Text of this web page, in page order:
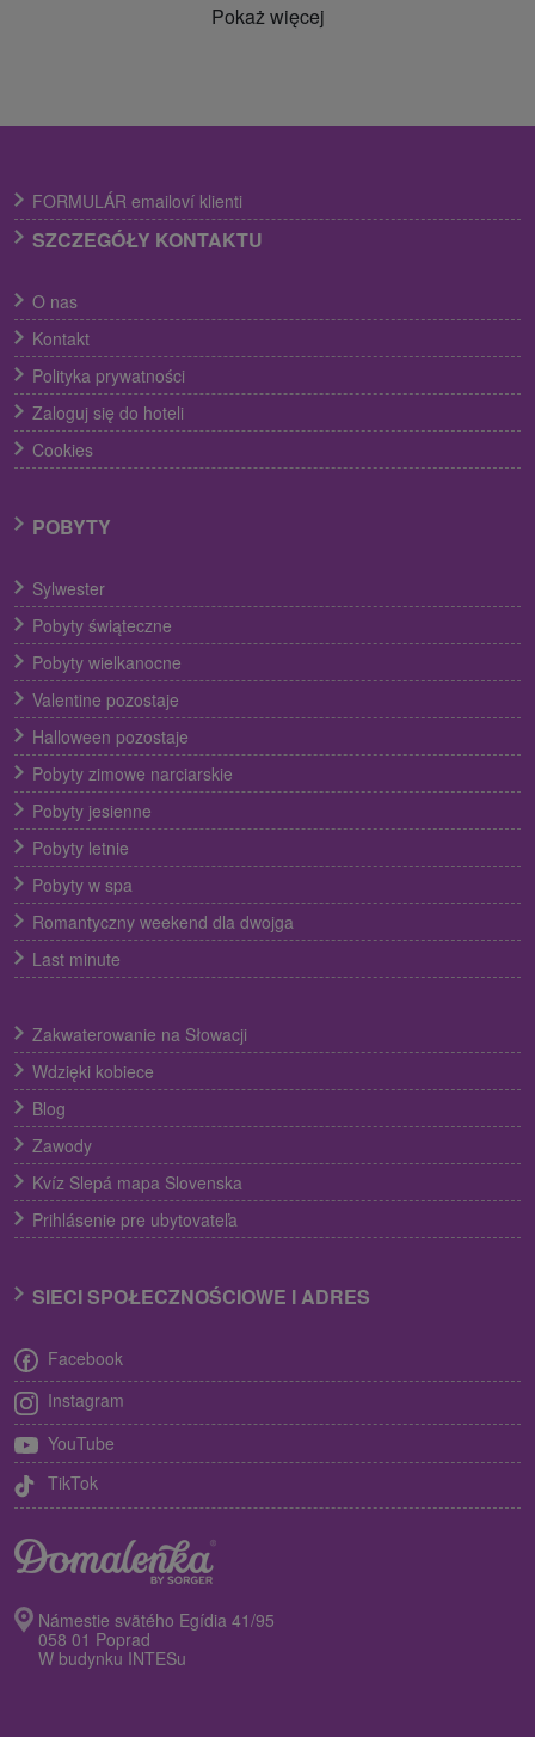
Pokaż więcej
FORMULÁR emailoví klienti
SZCZEGÓŁY KONTAKTU
O nas
Kontakt
Polityka prywatności
Zaloguj się do hoteli
Cookies
POBYTY
Sylwester
Pobyty świąteczne
Pobyty wielkanocne
Valentine pozostaje
Halloween pozostaje
Pobyty zimowe narciarskie
Pobyty jesienne
Pobyty letnie
Pobyty w spa
Romantyczny weekend dla dwojga
Last minute
Zakwaterowanie na Słowacji
Wdzięki kobiece
Blog
Zawody
Kvíz Slepá mapa Slovenska
Prihlásenie pre ubytovateľa
SIECI SPOŁECZNOŚCIOWE I ADRES
Facebook
Instagram
YouTube
TikTok
Námestie svätého Egídia 41/95
058 01 Poprad
W budynku INTESu